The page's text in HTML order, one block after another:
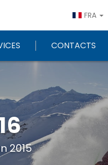
FRA
CONTACTS
2015